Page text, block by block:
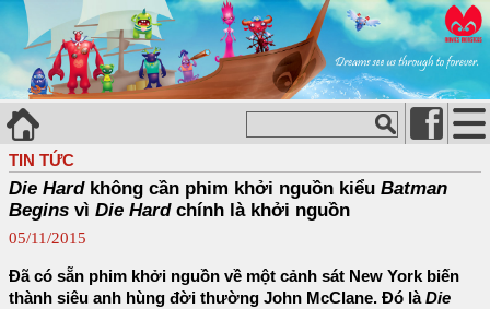
TIN TỨC
Die Hardkhông cần phim khởi nguồn kiểu Batman
Begins vì Die Hardchính là khởi nguồn
05/11/2015
Đã có sẵn phim khởi nguồn về một cảnh sát New York biến
thành siêu anh hùng đời thường John McClane. Đó làDie